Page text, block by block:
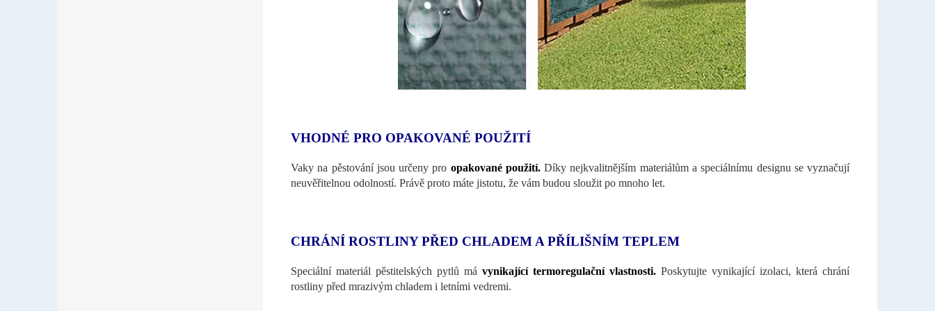
VHODNÉ PRO OPAKOVANÉ POUŽITÍ
Vaky na pěstování jsou určeny pro opakované použití. Díky nejkvalitnějším materiálům a speciálnímu designu se vyznačují
neuvěřitelnou odolností. Právě proto máte jistotu, že vám budou sloužit po mnoho let.
CHRÁNÍ ROSTLINY PŘED CHLADEM A PŘÍLIŠNÍM TEPLEM
Speciální materiál pěstitelských pytlů má vynikající termoregulační vlastnosti. Poskytujte vynikající izolaci, která chrání
rostliny před mrazivým chladem i letními vedremi.